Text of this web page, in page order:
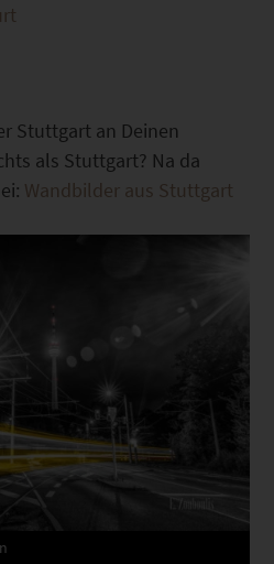
Stuttgart an Deinen
als Stuttgart? Na da
Wandbilder aus Stuttgart